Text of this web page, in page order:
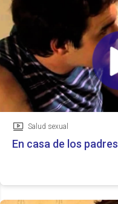
Vídeo
Salud sexual
En casa de los padres